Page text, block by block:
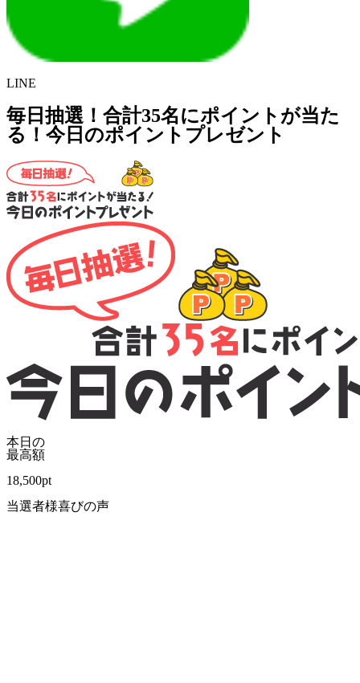
LINE
毎日抽選！合計35名にポイントが当た
る！今日のポイントプレゼント
本日の
最高額
18,500pt
当選者様喜びの声